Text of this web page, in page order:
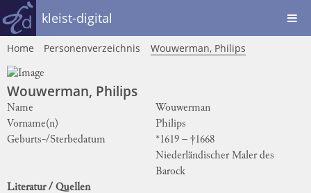
kleist-digital
Home Personenverzeichnis Wouwerman, Philips
Wouwerman, Philips
Name
Wouwerman
Vorname(n)
Philips
Geburts-/Sterbedatum
*1619 – †1668
Niederländischer Maler des
Barock
Literatur / Quellen